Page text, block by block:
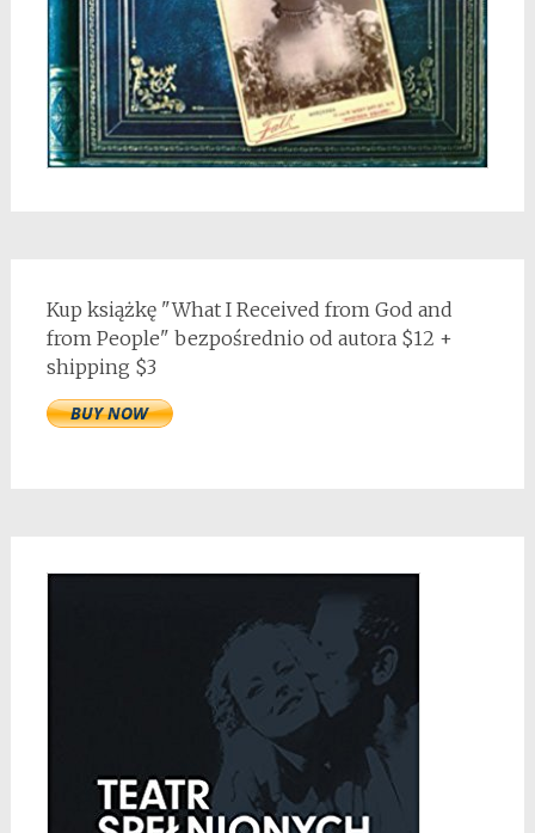
Kup książkę "What I Received from God and
from People" bezpośrednio od autora $12 +
shipping $3